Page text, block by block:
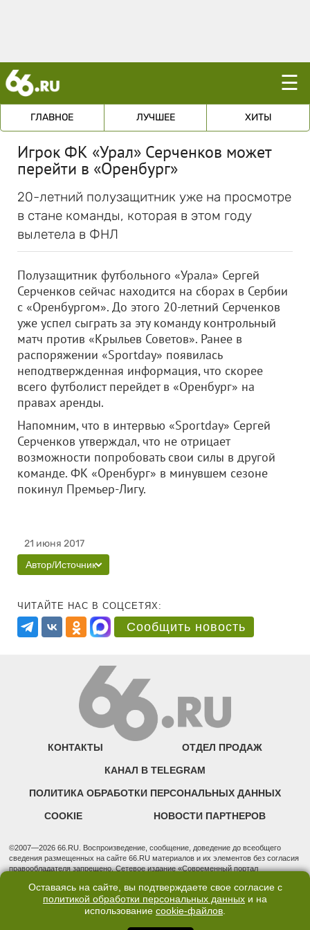
☰
ГЛАВНОЕ ЛУЧШЕЕ ХИТЫ
Игрок ФК «Урал» Серченков может
перейти в «Оренбург»
20-летний полузащитник уже на просмотре
в стане команды, которая в этом году
вылетела в ФНЛ
Полузащитник футбольного «Урала» Сергей
Серченков сейчас находится на сборах в Сербии
с «Оренбургом». До этого 20-летний Серченков
уже успел сыграть за эту команду контрольный
матч против «Крыльев Советов». Ранее в
распоряжении «Sportday» появилась
неподтвержденная информация, что скорее
всего футболист перейдет в «Оренбург» на
правах аренды.
Напомним, что в интервью «Sportday» Сергей
Серченков утверждал, что не отрицает
возможности попробовать свои силы в другой
команде. ФК «Оренбург» в минувшем сезоне
покинул Премьер-Лигу.
21 июня 2017
Автор/Источник
ЧИТАЙТЕ НАС В СОЦСЕТЯХ:
Сообщить новость
КОНТАКТЫ ОТДЕЛ ПРОДАЖ
КАНАЛ В TELEGRAM
ПОЛИТИКА ОБРАБОТКИ ПЕРСОНАЛЬНЫХ ДАННЫХ
COOKIE НОВОСТИ ПАРТНЕРОВ
©2007—2026 66.RU. Воспроизведение, сообщение, доведение до всеобщего
сведения размещенных на сайте 66.RU материалов и их элементов без согласия
правообладателя запрещено. Сетевое издание «Современный портал
надзору в сфере связи, информационных технологий и массовых коммуникаций
(Роскомнадзор). Регистрационный номер ЭЛ № ФС 77 - 76634 от 02.09.2019
Учредитель: Общество с ограниченной ответственностью "66.ру". Юридический
Оставаясь на сайте, вы подтверждаете свое согласие с
политикой обработки персональных данных и на
использование cookie-файлов.